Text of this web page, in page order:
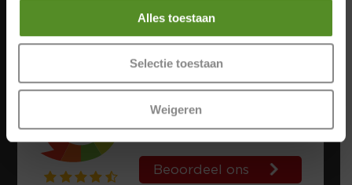
Alles toestaan
Selectie toestaan
Weigeren